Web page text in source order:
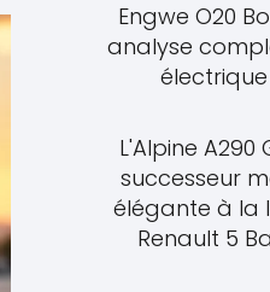
Engwe O20
analyse
L'Alpine A290
successeur
élégante à la
Renault 5